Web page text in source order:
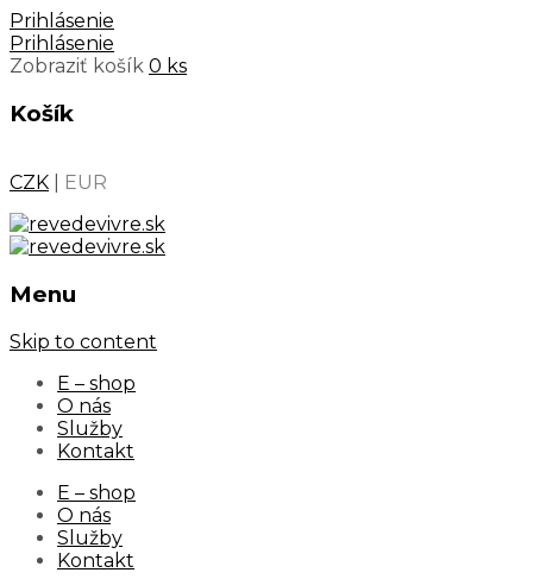
Prihlásenie
Prihlásenie
Zobraziť košík 0 ks
Košík
CZK EUR
Menu
Skip to content
E – shop
O nás
Služby
Kontakt
E – shop
O nás
Služby
Kontakt